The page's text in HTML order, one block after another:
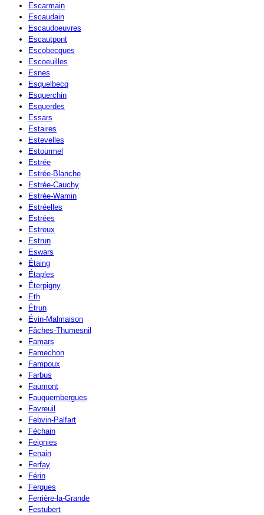
Escarmain
Escaudain
Escaudoeuvres
Escautpont
Escobecques
Escoeuilles
Esnes
Esquelbecq
Esquerchin
Esquerdes
Essars
Estaires
Estevelles
Estourmel
Estrée
Estrée-Blanche
Estrée-Cauchy
Estrée-Wamin
Estréelles
Estrées
Estreux
Estrun
Eswars
Étaing
Étaples
Éterpigny
Eth
Étrun
Évin-Malmaison
Fâches-Thumesnil
Famars
Famechon
Fampoux
Farbus
Faumont
Fauquembergues
Favreuil
Febvin-Palfart
Féchain
Feignies
Fenain
Ferfay
Férin
Ferques
Ferrière-la-Grande
Festubert